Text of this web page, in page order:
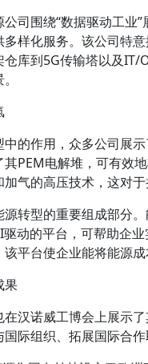
司围绕“数据驱动工业
样化服务。该公司特
库到5G传输塔以及
中的作用，众多公司展
其PEM电解堆，可有效
气的高压技术，这对
源转型的重要组成部分
动的平台，可帮助企
平台使企业能将能源
果
汉诺威工博会上展示
际组织、拓展国际合作